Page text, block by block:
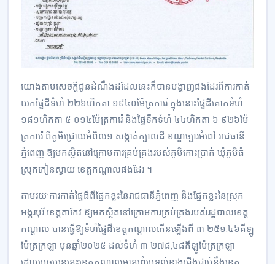
យោងតាម​សេចក្ដីជូន​ដំណឹង​ដដែលនេះ​ក៏បាន​បង្ហាញផងដែរពីការ​កាត់​
យក​ផ្ទៃ​ដី​ទំហំ​ ២២៦ហិកតា ១៩៤០​ម៉ែត្រការ៉េ ក្នុងនោះ​ផ្ទៃដីគោក​ទំហំ​
១៨១ហិកតា ៥ ០១៤ម៉ែត្រការ៉េ និងផ្ទៃទឹក​ទំហំ​ ៤៤ហិកតា ៦ ៩២៦ម៉ែ
ត្រការ៉េ​ ពី​ភូមិ​ជ្រោយអំពិល​១ សង្កាត់​ក្បាល​ដី​ ខណ្ឌច្បារអំពៅ រាជធានី
ភ្នំពេញ ឱ្យមក​ស្ថិតនៅក្រោមការ​គ្រប់គ្រង​របស់​ភូមិកោះប្រាក់ ឃុំ​ភូមិ​ធំ
ស្រុកកៀនស្វាយ​ ខេត្ត​កណ្ដាល​ផងដែរ ។​
តាមរយៈការកាត់ផ្ទៃដីពី​ផ្នែកខ្លះនៃរាជធានីភ្នំពេញ ​និ​ងផ្នែក​ខ្លះ​នៃ​ស្រុក​
អង្គរ​បុរី ខេត្តតាកែវ ឱ្យ​មក​ស្ថិត​នៅ​ក្រោម​កា​រ​​គ្រប់គ្រង​របស់​រដ្ឋបាលខេត្ត
កណ្ដាល បានធ្វើឱ្យ​ទំហំ​ផ្ទៃដី​ខេត្តកណ្ដាល​កើនឡើងពី​ ៣ ២៥១,៤៦​គីឡូ​
ម៉ែត្រ​ក្រឡា មុន​ឆ្នាំ២០២៥ ដល់​ទំហំ​ ៣ ២៧៨,៤៨គីឡូម៉ែត្រ​ក្រឡា
ដោយ​បច្ចុប្បន្ននេះ​ខេត្ត​កណ្ដាល​មានព្រំ​ប្រទល់​ខាង​ជើង​ជាប់នឹង​ខេត្ត